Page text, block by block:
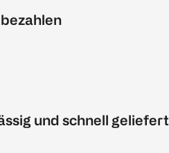
und schnell geliefert